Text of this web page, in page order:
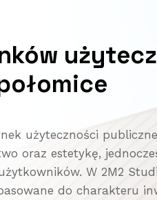
użyteczności
oraz estetykę,
W 2M2
do charakteru